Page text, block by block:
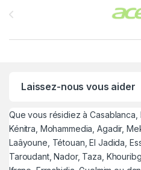
Laissez-nous vous aider
Que vous résidiez à Casablanca,
Kénitra, Mohammedia, Agadir,
Laâyoune, Tétouan, El Jadida,
Taroudant, Nador, Taza,